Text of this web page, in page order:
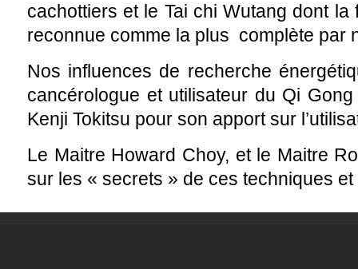
cachottiers et le Tai chi Wutang dont
reconnue comme la plus complète par
Nos influences de recherche
cancérologue et utilisateur du Qi
Kenji Tokitsu pour son apport sur
Le Maitre Howard Choy, et le Maitre
sur les « secrets » de ces techniques